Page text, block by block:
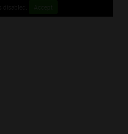
disabled. Accept